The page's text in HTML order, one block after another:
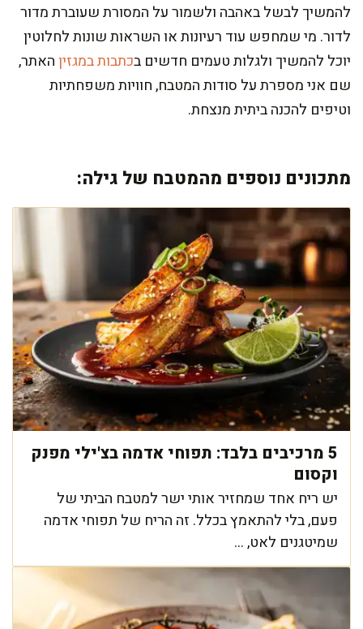
להמשיך לבשל באהבה ולשמור על המסורת שעוברת מדור
לדור. מי שמחפש עוד רעיונות או השראות שונות לחלוטין
יוכל להמשיך ולגלות טעמים חדשים בכתבות במגזיןהאתר,
שם אני מספרת על סודות המטבח, חוויות משפחתיות
וטיפים להכנה ביתית מנצחת.
מתכונים נוספים מהמטבח של גילה:
5 מרכיבים בלבד: תפוחי אדמה בצ'ילי מפנק
וקסום
יש ריח אחד שמחזיר אותי ישר למטבח הביתי של
פעם, בלי להתאמץ בכלל. זה הריח של תפוחי אדמה
שמיטגנים לאט, ...